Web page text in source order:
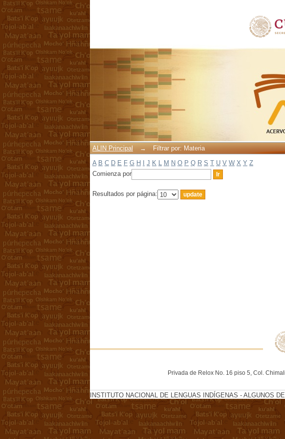
ALIN Principal →
Filtrar por: Materia
A B C D E F G H J K L M N O P Q R S T U V W X Y Z
Comienza por
Resultados por página:
Privada de Relox No. 16 piso 5, Col.
INSTITUTO NACIONAL DE LENGUAS INDÍGENAS - ALGUNOS